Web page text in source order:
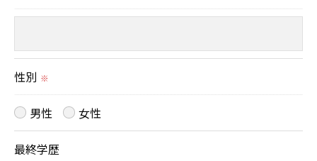
性別 ※
男性 女性
最終学歴